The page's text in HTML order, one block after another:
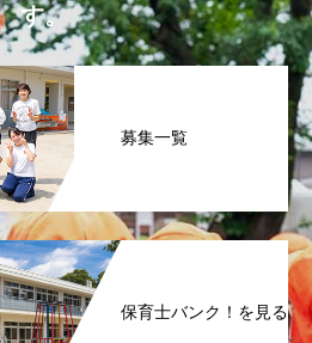
す。
募集一覧
保育士バンク！を見る